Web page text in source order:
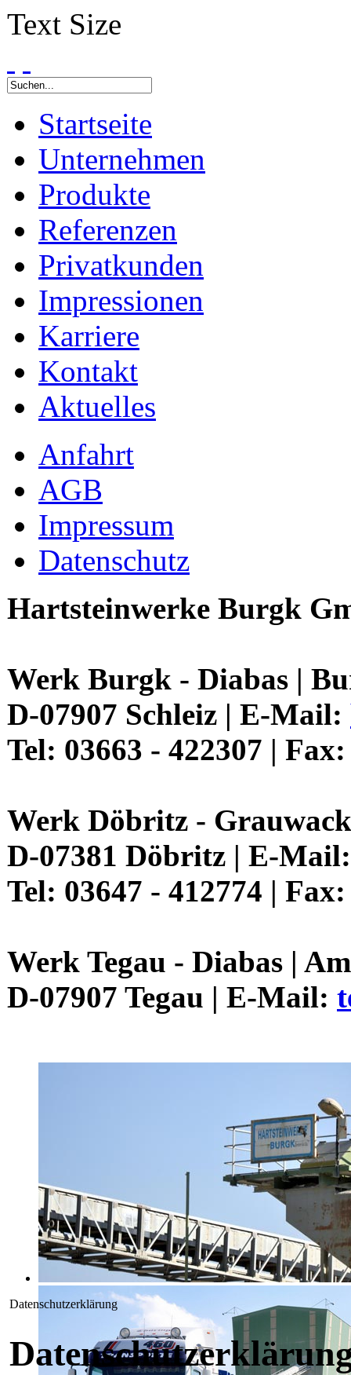
Text Size
Startseite
Unternehmen
Produkte
Referenzen
Privatkunden
Impressionen
Karriere
Kontakt
Aktuelles
Anfahrt
AGB
Impressum
Datenschutz
Hartsteinwerke Burgk
Werk Burgk - Diabas |
D-07907 Schleiz | E-Mail:
Tel: 03663 - 422307 |
Werk Döbritz -
D-07381 Döbritz | E-
Tel: 03647 - 412774 |
Werk Tegau - Diabas |
D-07907 Tegau | E-Mail:
Datenschutzerklärung